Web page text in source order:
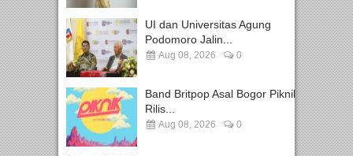
UI dan Universitas Agung
Podomoro Jalin...
Aug 08, 2026 0
Band Britpop Asal Bogor Piknik
Rilis...
Aug 08, 2026 0